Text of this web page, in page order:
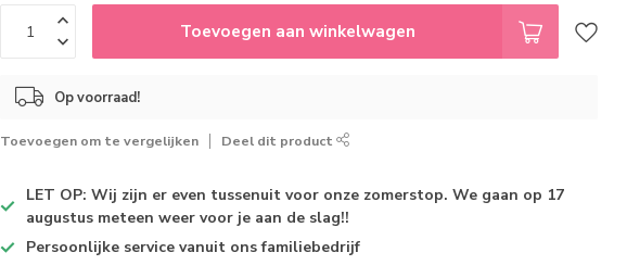
Toevoegen aan winkelwagen
Op voorraad!
Toevoegen om te vergelijken Deel dit product
LET OP: Wij zijn er even tussenuit voor onze zomerstop. We gaan op 17
augustus meteen weer voor je aan de slag!!
Persoonlijke service vanuit ons familiebedrijf